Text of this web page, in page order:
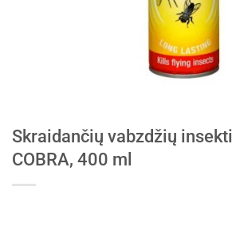
Skraidančių vabzdžių
COBRA, 400 ml